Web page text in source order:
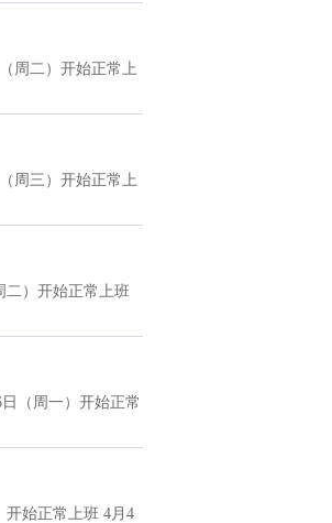
周二）开始正常上
周三）开始正常上
二）开始正常上班
（周一）开始正常
开始正常上班 4月4